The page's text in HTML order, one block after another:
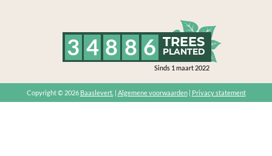
3 4 8 8 6 TREES
PLANTED
Sinds 1 maart 2022
Copyright © 2026 Baaslevert. Algemene voorwaarden| Privacy statement